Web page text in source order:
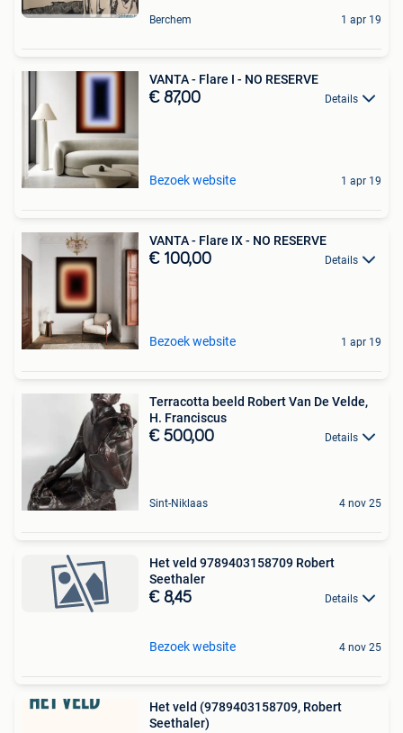
Berchem 1 apr 19
VANTA - Flare I - NO RESERVE
€ 87,00 Details
Bezoek website 1 apr 19
VANTA - Flare IX - NO RESERVE
€ 100,00 Details
Bezoek website 1 apr 19
Terracotta beeld Robert Van De Velde,
H. Franciscus
€ 500,00 Details
Sint-Niklaas 4 nov 25
Het veld 9789403158709 Robert
Seethaler
€ 8,45 Details
Bezoek website 4 nov 25
Het veld (9789403158709, Robert
Seethaler)